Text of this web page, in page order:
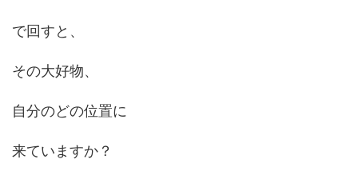
で回すと、
その大好物、
自分のどの位置に
来ていますか？